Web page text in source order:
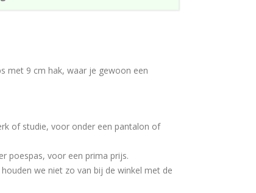
met 9 cm hak, waar je gewoon een
of studie, voor onder een pantalon of
poespas, voor een prima prijs.
we niet zo van bij de winkel met de